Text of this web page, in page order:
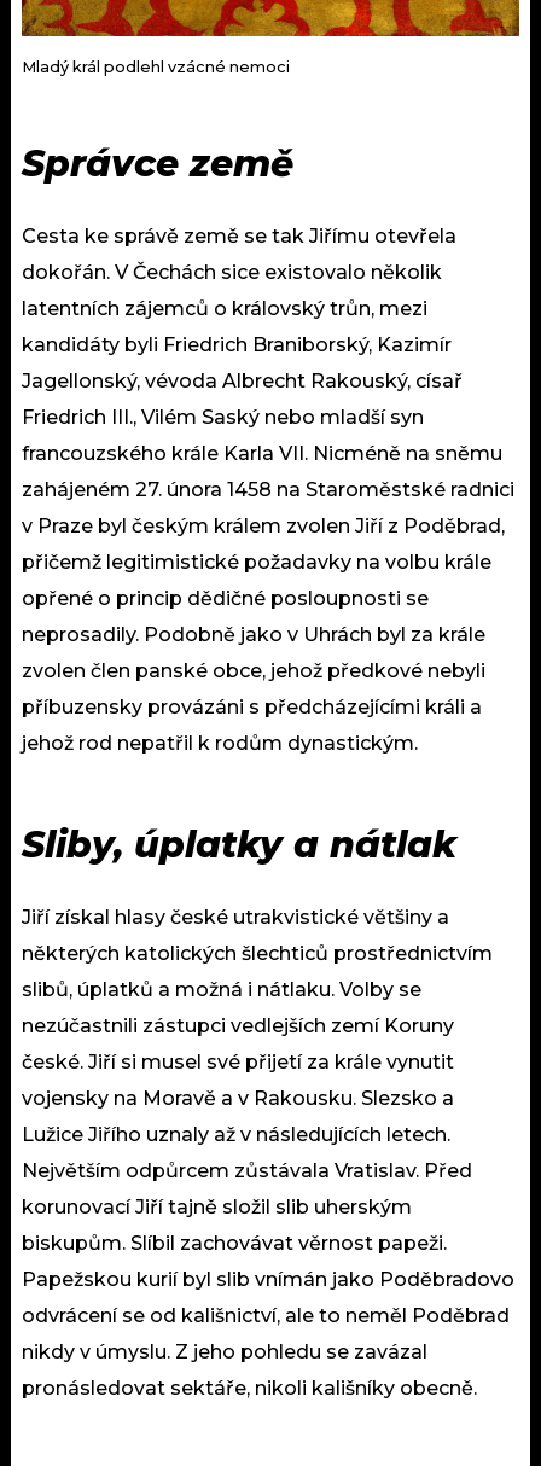
Mladý král podlehl vzácné nemoci
Správce země
Cesta ke správě země se tak Jiřímu otevřela
dokořán. V Čechách sice existovalo několik
latentních zájemců o královský trůn, mezi
kandidáty byli Friedrich Braniborský, Kazimír
Jagellonský, vévoda Albrecht Rakouský, císař
Friedrich III., Vilém Saský nebo mladší syn
francouzského krále Karla VII. Nicméně na sněmu
zahájeném 27. února 1458 na Staroměstské radnici
v Praze byl českým králem zvolen Jiří z Poděbrad,
přičemž legitimistické požadavky na volbu krále
opřené o princip dědičné posloupnosti se
neprosadily. Podobně jako v Uhrách byl za krále
zvolen člen panské obce, jehož předkové nebyli
příbuzensky provázáni s předcházejícími králi a
jehož rod nepatřil k rodům dynastickým.
Sliby, úplatky a nátlak
Jiří získal hlasy české utrakvistické většiny a
některých katolických šlechticů prostřednictvím
slibů, úplatků a možná i nátlaku. Volby se
nezúčastnili zástupci vedlejších zemí Koruny
české. Jiří si musel své přijetí za krále vynutit
vojensky na Moravě a v Rakousku. Slezsko a
Lužice Jiřího uznaly až v následujících letech.
Největším odpůrcem zůstávala Vratislav. Před
korunovací Jiří tajně složil slib uherským
biskupům. Slíbil zachovávat věrnost papeži.
Papežskou kurií byl slib vnímán jako Poděbradovo
odvrácení se od kališnictví, ale to neměl Poděbrad
nikdy v úmyslu. Z jeho pohledu se zavázal
pronásledovat sektáře, nikoli kališníky obecně.